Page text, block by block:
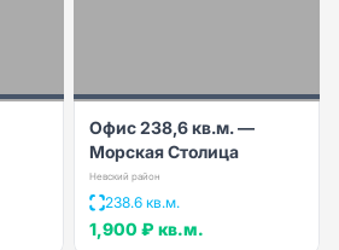
Офис 238,6 кв.м. —
Морская Столица
Невский район
238.6 кв.м.
1,900 ₽ кв.м.